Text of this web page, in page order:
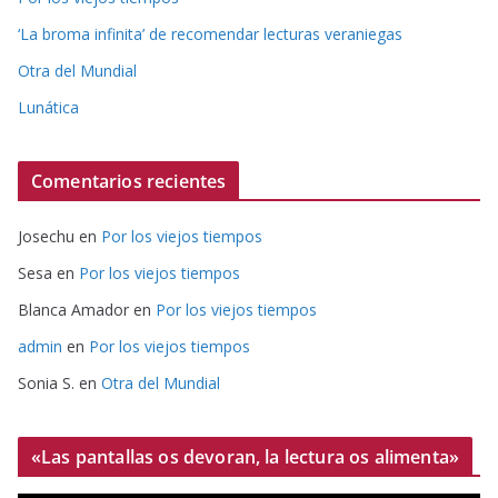
‘La broma infinita’ de recomendar lecturas veraniegas
Otra del Mundial
Lunática
Comentarios recientes
Josechu en Por los viejos tiempos
Sesa en Por los viejos tiempos
Blanca Amador en Por los viejos tiempos
admin en Por los viejos tiempos
Sonia S. en Otra del Mundial
«Las pantallas os devoran, la lectura os alimenta»